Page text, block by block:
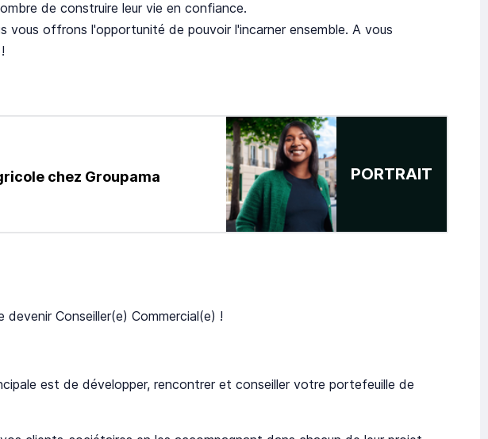
de construire leur vie en confiance.
vous offrons l'opportunité de pouvoir l'incarner ensemble. A vous
chez Groupama PORTRAIT
Conseiller(e) Commercial(e) !
est de développer, rencontrer et conseiller votre portefeuille de